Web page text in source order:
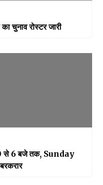
सोलन जिला में समस्त BDC सदस्यों का चुनाव रोस्टर जारी
से 6 बजे तक, Sunday